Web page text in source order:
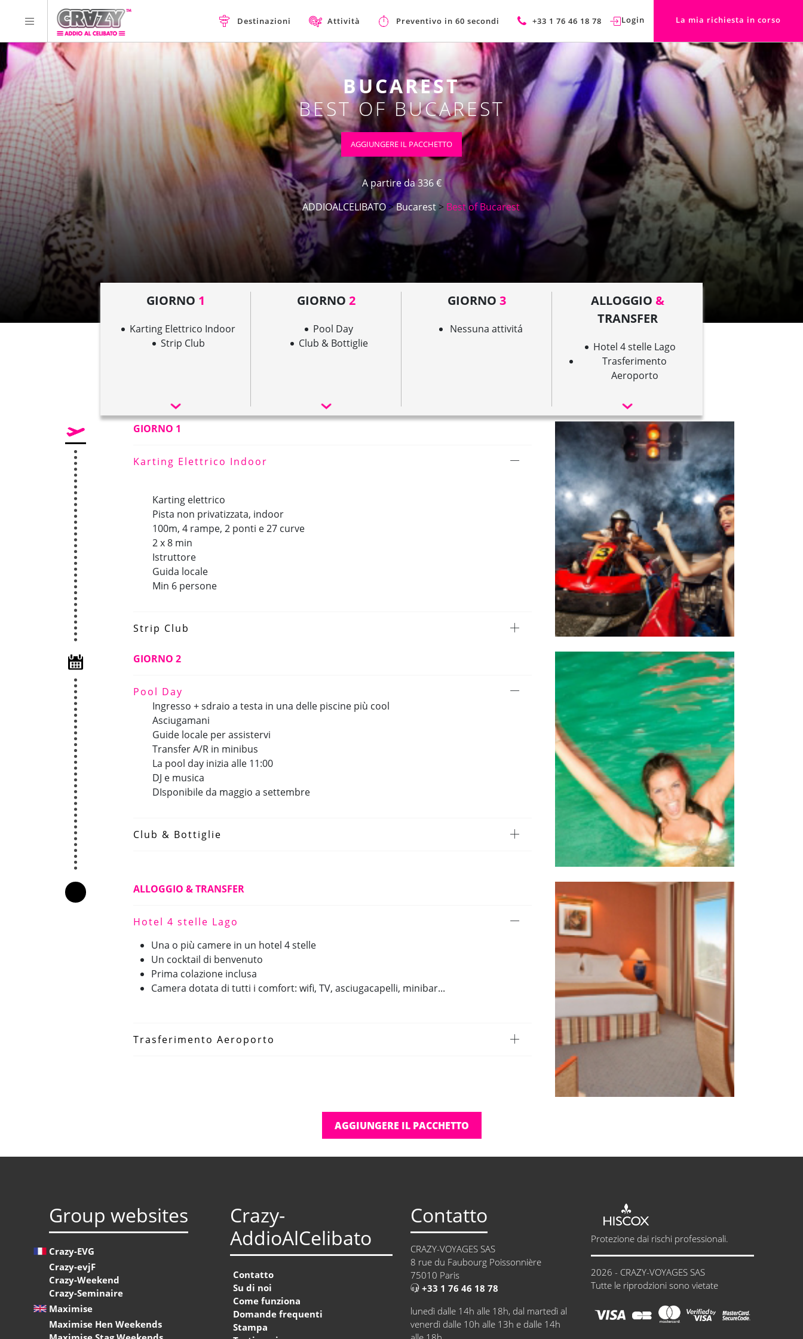
Destinazioni Attività Preventivo in 60 secondi +33 1 76 46 18 78 Login La mia richiesta in corso
BUCAREST
BEST OF BUCAREST
AGGIUNGERE IL PACCHETTO
A partire da 336 €
ADDIOALCELIBATO>Bucarest> Best of Bucarest
GIORNO 1
Karting Elettrico Indoor
Strip Club
GIORNO 2
Pool Day
Club & Bottiglie
GIORNO 3
Nessuna attivitá
ALLOGGIO &
TRANSFER
Hotel 4 stelle Lago
Trasferimento
Aeroporto
GIORNO 1
Karting Elettrico Indoor
Karting elettrico
Pista non privatizzata, indoor
100m, 4 rampe, 2 ponti e 27 curve
2 x 8 min
Istruttore
Guida locale
Min 6 persone
Strip Club
GIORNO 2
Pool Day
Ingresso + sdraio a testa in una delle piscine più cool
Asciugamani
Guide locale per assistervi
Transfer A/R in minibus
La pool day inizia alle 11:00
DJ e musica
DIsponibile da maggio a settembre
Club & Bottiglie
ALLOGGIO & TRANSFER
Hotel 4 stelle Lago
Una o più camere in un hotel 4 stelle
Un cocktail di benvenuto
Prima colazione inclusa
Camera dotata di tutti i comfort: wifi, TV, asciugacapelli, minibar...
Trasferimento Aeroporto
AGGIUNGERE IL PACCHETTO
Group websites
Crazy-EVG
Crazy-evjF
Crazy-Weekend
Crazy-Seminaire
Maximise
Maximise Hen Weekends
Crazy-
AddioAlCelibato
Contatto
Su di noi
Come funziona
Domande frequenti
Stampa
Contatto
CRAZY-VOYAGES SAS
8 rue du Faubourg Poissonnière
75010 Paris
+33 1 76 46 18 78
lunedì dalle 14h alle 18h, dal martedì al
venerdì dalle 10h alle 13h e dalle 14h
Protezione dai rischi professionali.
2026 - CRAZY-VOYAGES SAS
Tutte le riprodzioni sono vietate